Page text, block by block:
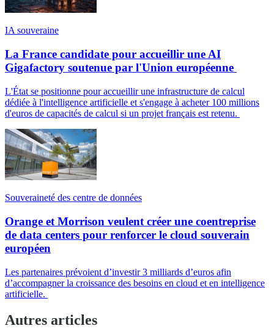
IA souveraine
La France candidate pour accueillir une AI
Gigafactory soutenue par l'Union européenne
L'État se positionne pour accueillir une infrastructure de calcul
dédiée à l'intelligence artificielle et s'engage à acheter 100 millions
d'euros de capacités de calcul si un projet français est retenu.
Souveraineté des centre de données
Orange et Morrison veulent créer une coentreprise
de data centers pour renforcer le cloud souverain
européen
Les partenaires prévoient d’investir 3 milliards d’euros afin
d’accompagner la croissance des besoins en cloud et en intelligence
artificielle.
Autres articles